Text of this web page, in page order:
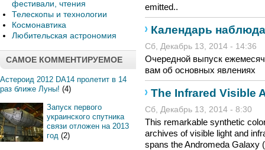
фестивали, чтения
Телескопы и технологии
Космонавтика
Любительская астрономия
САМОЕ КОММЕНТИРУЕМОЕ
Астероид 2012 DA14 пролетит в 14
раз ближе Луны! (4)
Запуск первого
украинского спутника
связи отложен на 2013
год (2)
emitted..
Календарь
Сб, Декабрь 13, 2014 - 14:36
Очередной выпуск
вам об основных явлениях
The Infrared Visible
Сб, Декабрь 13, 2014 - 8:30
This remarkable synthetic
archives of visible light and
spans the Andromeda Galaxy